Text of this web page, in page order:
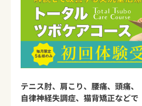
テニス肘、肩こり、腰痛、頭痛、
自律神経失調症、猫背矯正などで